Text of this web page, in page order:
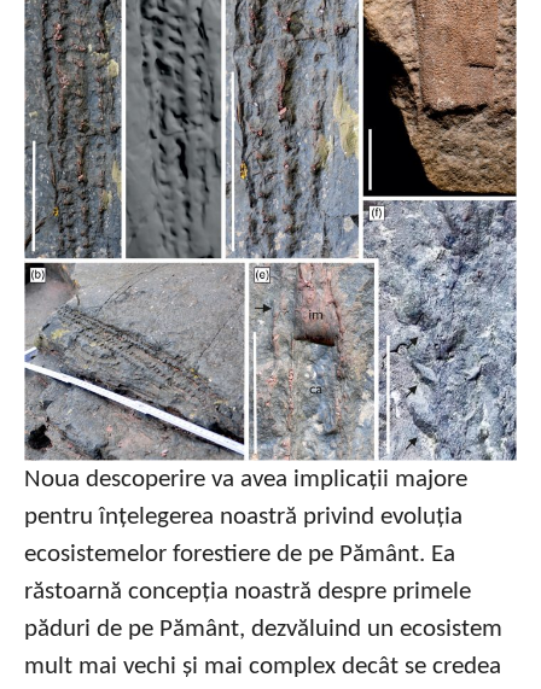
Noua descoperire va avea implicații majore
pentru înțelegerea noastră privind evoluția
ecosistemelor forestiere de pe Pământ. Ea
răstoarnă concepția noastră despre primele
păduri de pe Pământ, dezvăluind un ecosistem
mult mai vechi și mai complex decât se credea